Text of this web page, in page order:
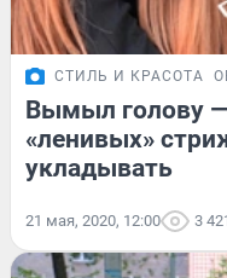
СТИЛЬ И КРАСОТА
Вымыл голову
«ленивых»
укладывать
21 мая, 2020, 12:00 3